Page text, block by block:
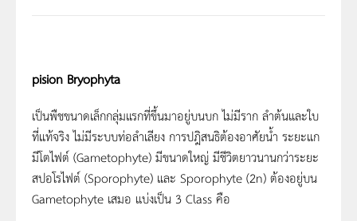
pision Bryophyta
เป็นพืชขนาดเล็กกลุ่มแรกที่ขึ้นมาอยู่บนบก ไม่มีราก ลำต้นและใบ
ที่แท้จริง ไม่มีระบบท่อลำเลียง การปฎิสนธิต้องอาศัยน้ำ ระยะแก
มีโตไฟต์ (Gametophyte) มีขนาดใหญ่ มีชีวิตยาวนานกว่าระยะ
สปอโรไฟต์ (Sporophyte) และ Sporophyte (2n) ต้องอยู่บน
Gametophyte เสมอ แบ่งเป็น 3 Class คือ